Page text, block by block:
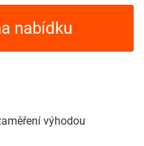
nabídku
výhodou